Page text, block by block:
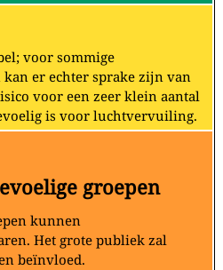
voor sommige
er echter sprake zijn van
voor een zeer klein aantal
is voor luchtvervuiling.
groepen
kunnen
Het grote publiek zal
beïnvloed.